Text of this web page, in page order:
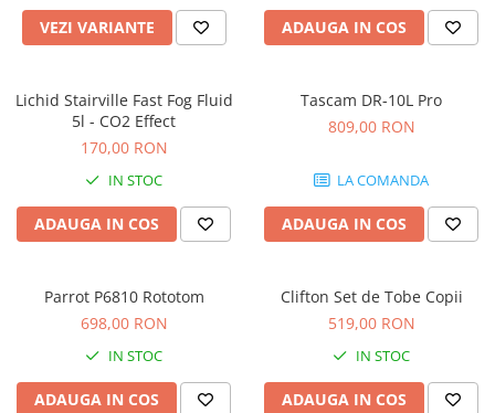
Studio si inregistrari
Accesorii de microfoane
Accesorii echipamente de studio
Clape MIDI
Convertoare AD/DA
Microfoane de studio
Preamplificatoare
VEZI VARIANTE ADAUGA IN COS
Lichid Stairville Fast Fog Fluid
5l - CO2 Effect
170,00 RON
IN STOC
ADAUGA IN COS
Tascam DR-10L Pro
809,00 RON
LA COMANDA
ADAUGA IN COS
Parrot P6810 Rototom
698,00 RON
IN STOC
ADAUGA IN COS
Clifton Set de Tobe Copii
519,00 RON
IN STOC
ADAUGA IN COS